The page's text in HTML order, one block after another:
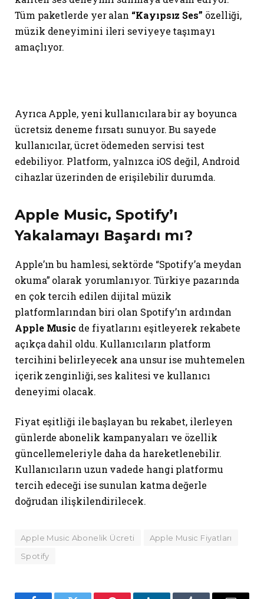
Tüm paketlerde yer alan “Kayıpsız Ses” özelliği,
müzik deneyimini ileri seviyeye taşımayı
amaçlıyor.
Ayrıca Apple, yeni kullanıcılara bir ay boyunca
ücretsiz deneme fırsatı sunuyor. Bu sayede
kullanıcılar, ücret ödemeden servisi test
edebiliyor. Platform, yalnızca iOS değil, Android
cihazlar üzerinden de erişilebilir durumda.
Apple Music, Spotify’ı
Yakalamayı Başardı mı?
Apple’ın bu hamlesi, sektörde “Spotify’a meydan
okuma” olarak yorumlanıyor. Türkiye pazarında
en çok tercih edilen dijital müzik
platformlarından biri olan Spotify’ın ardından
Apple Music de fiyatlarını eşitleyerek rekabete
açıkça dahil oldu. Kullanıcıların platform
tercihini belirleyecek ana unsur ise muhtemelen
içerik zenginliği, ses kalitesi ve kullanıcı
deneyimi olacak.
Fiyat eşitliği ile başlayan bu rekabet, ilerleyen
günlerde abonelik kampanyaları ve özellik
güncellemeleriyle daha da hareketlenebilir.
Kullanıcıların uzun vadede hangi platformu
tercih edeceği ise sunulan katma değerle
doğrudan ilişkilendirilecek.
Apple Music Abonelik Ücreti
Apple Music Fiyatları
Spotify